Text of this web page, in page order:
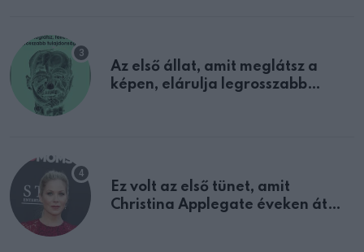
Az első állat, amit meglátsz a
képen, elárulja legrosszabb
Ez volt az első tünet, amit
Christina Applegate éveken át